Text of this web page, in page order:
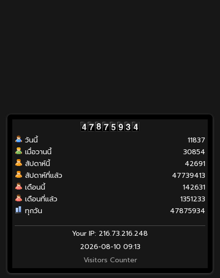
วันนี้
เมื่อวานนี้
สัปดาห์นี้
สัปดาห์ที่แล้ว
เดือนนี้
เดือนที่แล้ว
ทุกวัน
11837
30854
42691
47739413
142631
1351233
47875934
Your IP: 216.73.216.248
2026-08-10 09:13
Visitors Counter